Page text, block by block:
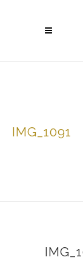
IMG_1091